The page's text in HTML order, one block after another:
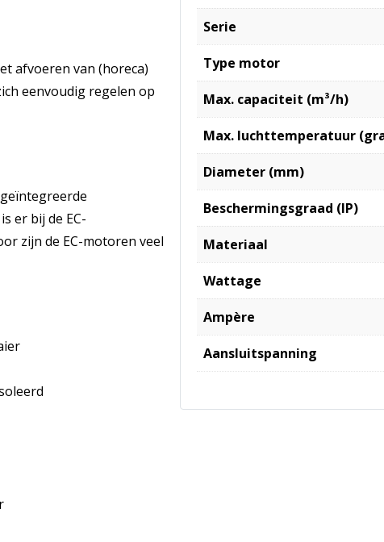
afvoeren van (horeca)
eenvoudig regelen op
er bij de EC-
zijn de EC-motoren veel
Serie
Type motor
Max. capaciteit (m³/h)
Max. luchttemperatuur
Diameter (mm)
Beschermingsgraad (IP)
Materiaal
Wattage
Ampère
Aansluitspanning